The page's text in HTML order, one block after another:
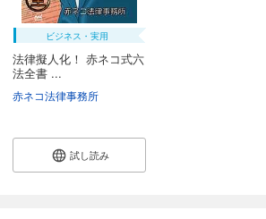
ビジネス・実用
法律擬人化！ 赤ネコ式六
法全書 ...
赤ネコ法律事務所
試し読み